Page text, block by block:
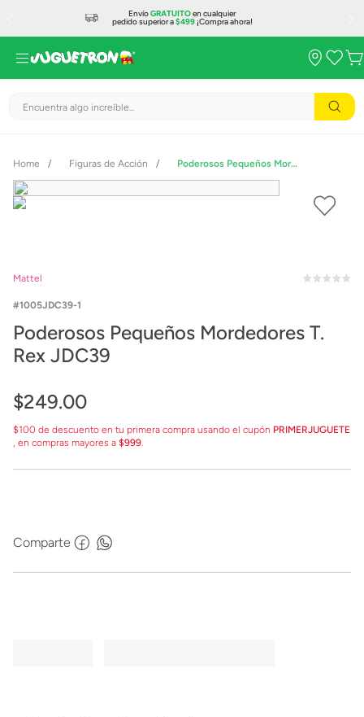
EnvíoGRATUITOen cualquier
pedido superior a$499¡Compra ahora!
Encuentra algo increíble...
Figuras de Acción Poderosos Pequeños Mordedores T. Rex JDC39
Mattel
1005JDC39-1
Poderosos Pequeños Mordedores T.
Rex JDC39
$249.00
$100 de descuento en tu primera compra usando el cupón PRIMERJUGUETE
, en compras mayores a $999.
Comparte